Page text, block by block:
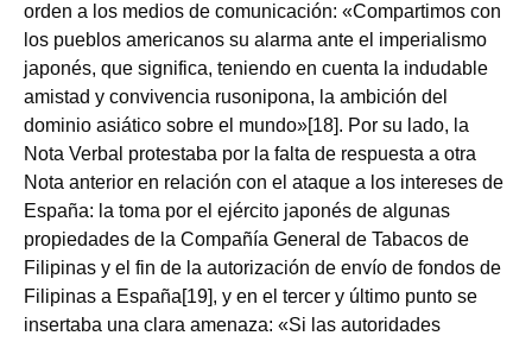
orden a los medios de comunicación: «Compartimos con
los pueblos americanos su alarma ante el imperialismo
japonés, que significa, teniendo en cuenta la indudable
amistad y convivencia rusonipona, la ambición del
dominio asiático sobre el mundo»[18]. Por su lado, la
Nota Verbal protestaba por la falta de respuesta a otra
Nota anterior en relación con el ataque a los intereses de
España: la toma por el ejército japonés de algunas
propiedades de la Compañía General de Tabacos de
Filipinas y el fin de la autorización de envío de fondos de
Filipinas a España[19], y en el tercer y último punto se
insertaba una clara amenaza: «Si las autoridades